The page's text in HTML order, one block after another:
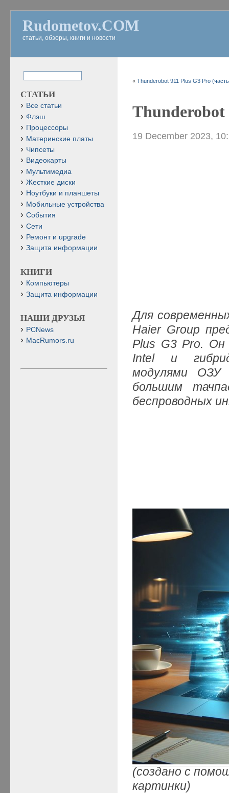
Rudometov.COM
статьи, обзоры, книги и новости
«Thunderobot 911 Plus G3 Pro
Thunderobot
19 December 2023,
Для
Haier Group
Plus G3 Pro. Он
Intel и
модулями ОЗУ
большим
беспроводных
(создано с
картинки)
СТАТЬИ
Все статьи
Флэш
Процессоры
Материнские платы
Чипсеты
Видеокарты
Мультимедиа
Жесткие диски
Ноутбуки и планшеты
Мобильные устройства
События
Сети
Ремонт и upgrade
Защита информации
КНИГИ
Компьютеры
Защита информации
НАШИ ДРУЗЬЯ
PCNews
MacRumors.ru